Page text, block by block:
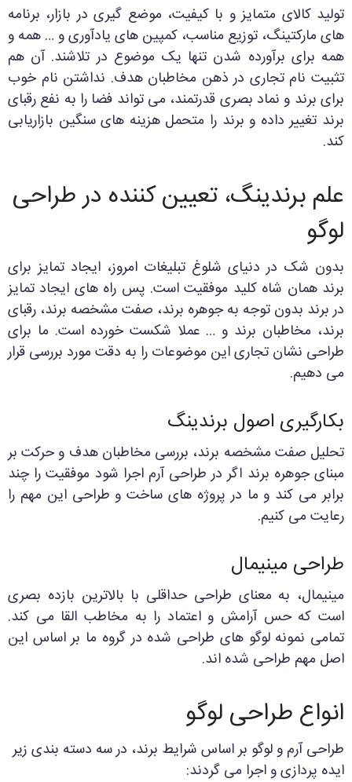
تولید کالای متمایز و با کیفیت، موضع گیری در بازار، برنامه
های مارکتینگ، توزیع مناسب، کمپین های یادآوری و … همه و
همه برای برآورده شدن تنها یک موضوع در تلاشند. آن هم
تثبیت نام تجاری در ذهن مخاطبان هدف. نداشتن نام خوب
برای برند و نماد بصری قدرتمند، می تواند فضا را به نفع رقبای
برند تغییر داده و برند را متحمل هزینه های سنگین بازاریابی
کند.
علم برندینگ، تعیین کننده در طراحی
لوگو
بدون شک در دنیای شلوغ تبلیغات امروز، ایجاد تمایز برای
برند همان شاه کلید موفقیت است. پس راه های ایجاد تمایز
در برند بدون توجه به جوهره برند، صفت مشخصه برند، رقبای
برند، مخاطبان برند و … عملا شکست خورده است. ما برای
طراحی نشان تجاری این موضوعات را به دقت مورد بررسی قرار
می دهیم.
بکارگیری اصول برندینگ
تحلیل صفت مشخصه برند، بررسی مخاطبان هدف و حرکت بر
مبنای جوهره برند اگر در طراحی آرم اجرا شود موفقیت را چند
برابر می کند و ما در پروژه های ساخت و طراحی این مهم را
رعایت می کنیم.
طراحی مینیمال
مینیمال، به معنای طراحی حداقلی با بالاترین بازده بصری
است که حس آرامش و اعتماد را به مخاطب القا می کند.
تمامی نمونه لوگو های طراحی شده در گروه ما بر اساس این
اصل مهم طراحی شده اند.
انواع طراحی لوگو
طراحی آرم و لوگو بر اساس شرایط برند، در سه دسته بندی زیر
ایده پردازی و اجرا می گردند: